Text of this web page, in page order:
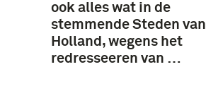
ook alles wat in de
stemmende Steden van
Holland, wegens het
redresseeren van …